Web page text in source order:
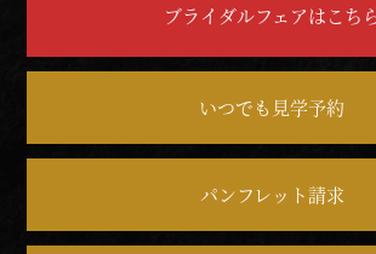
ブライダルフェアはこち
いつでも見学予約
パンフレット請求